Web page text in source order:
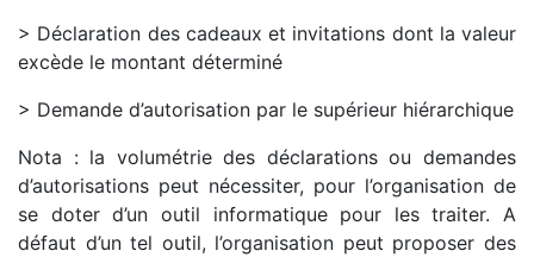
> Déclaration des cadeaux et invitations dont la valeur
excède le montant déterminé
> Demande d’autorisation par le supérieur hiérarchique
Nota : la volumétrie des déclarations ou demandes
d’autorisations peut nécessiter, pour l’organisation de
se doter d’un outil informatique pour les traiter. A
défaut d’un tel outil, l’organisation peut proposer des